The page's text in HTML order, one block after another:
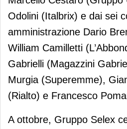
Odolini (Italbrix) e dai sei
amministrazione Dario
William Camilletti
Gabrielli (Magazzini
Murgia (Superemme),
(Rialto) e Francesco
A ottobre, Gruppo Selex